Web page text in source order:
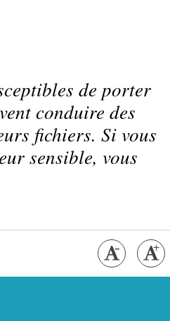
de porter
conduire des
fichiers. Si vous
sensible, vous